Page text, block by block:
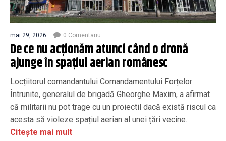
mai 29, 2026 0 Comentariu
De ce nu acţionăm atunci când o dronă
ajunge în spaţiul aerian românesc
Locțiitorul comandantului Comandamentului Forțelor
Întrunite, generalul de brigadă Gheorghe Maxim, a afirmat
că militarii nu pot trage cu un proiectil dacă există riscul ca
acesta să violeze spațiul aerian al unei țări vecine.
Citește mai mult